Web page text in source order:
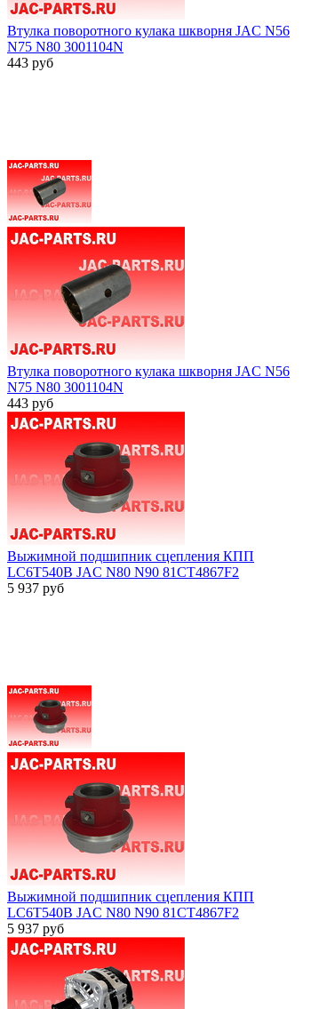
Втулка поворотного кулака шкворня JAC N56
N75 N80 3001104N
443 руб
Втулка поворотного кулака шкворня JAC N56
N75 N80 3001104N
443 руб
Выжимной подшипник сцепления КПП
LC6T540B JAC N80 N90 81CT4867F2
5 937 руб
Выжимной подшипник сцепления КПП
LC6T540B JAC N80 N90 81CT4867F2
5 937 руб